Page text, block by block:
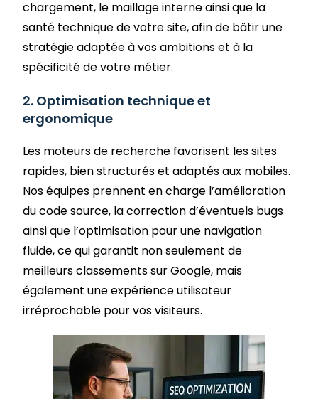
chargement, le maillage interne ainsi que la
santé technique de votre site, afin de bâtir une
stratégie adaptée à vos ambitions et à la
spécificité de votre métier.
2. Optimisation technique et
ergonomique
Les moteurs de recherche favorisent les sites
rapides, bien structurés et adaptés aux mobiles.
Nos équipes prennent en charge l’amélioration
du code source, la correction d’éventuels bugs
ainsi que l’optimisation pour une navigation
fluide, ce qui garantit non seulement de
meilleurs classements sur Google, mais
également une expérience utilisateur
irréprochable pour vos visiteurs.